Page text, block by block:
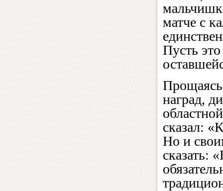
матче с
Пусть
Прощаясь
наград,
сказал:
Но и
сказать: